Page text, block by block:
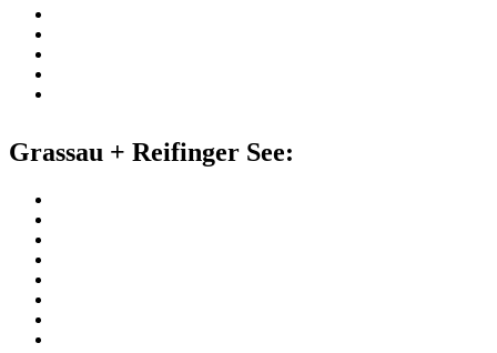
Grassau + Reifinger See: